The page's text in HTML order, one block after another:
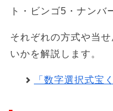
ト・ビンゴ5・ナンバ
それぞれの方式や当
いかを解説します。
「数字選択式宝